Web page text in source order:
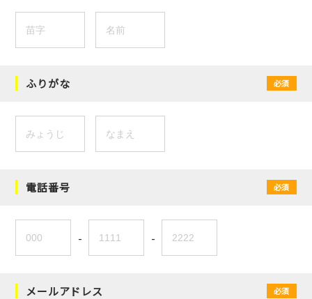
ふりがな 必須
電話番号 必須
- -
メールアドレス 必須